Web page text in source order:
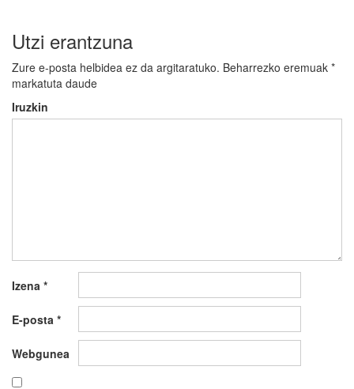
Utzi erantzuna
Zure e-posta helbidea ez da argitaratuko. Beharrezko eremuak *
markatuta daude
Iruzkin
Izena *
E-posta *
Webgunea